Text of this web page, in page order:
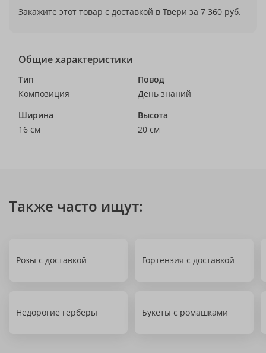
Закажите этот товар с доставкой в Твери за 7 360 руб.
Общие характеристики
Тип
Композиция
Повод
День знаний
Ширина
16 см
Высота
20 см
Также часто ищут:
Розы с доставкой Гортензия с доставкой
Недорогие герберы Букеты с ромашками